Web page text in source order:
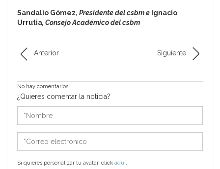
Sandalio Gómez, Presidente del csbm e Ignacio
Urrutia, Consejo Académico del csbm
Anterior Siguiente
No hay comentarios
¿Quieres comentar la noticia?
*Nombre
*Correo
electrónico
Si quieres personalizar tu avatar, click aquí.